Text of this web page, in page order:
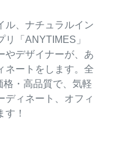
ル、ナチュラルイン
「ANYTIMES」
やデザイナーが、あ
ネートをします。全
格・高品質で、気軽
ディネート、オフィ
！